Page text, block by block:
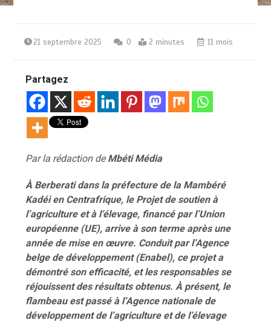
21 septembre 2025 0 2 minutes 11 mois
Partagez
Par la rédaction deMbéti Média
À Berberati dans la préfecture de la Mambéré
Kadéi en Centrafrique, le Projet de soutien à
l’agriculture et à l’élevage, financé par l’Union
européenne (UE), arrive à son terme après une
année de mise en œuvre. Conduit par l’Agence
belge de développement (Enabel), ce projet a
démontré son efficacité, et les responsables se
réjouissent des résultats obtenus. À présent, le
flambeau est passé à l’Agence nationale de
développement de l’agriculture et de l’élevage